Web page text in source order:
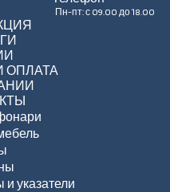
Пн-пт: с 09.00 до 18.00
ОПЛАТА
указатели